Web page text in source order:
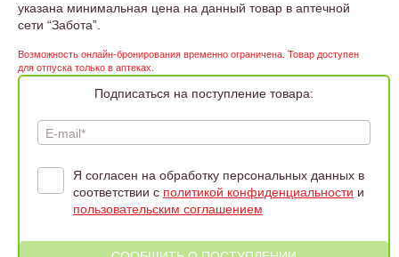
указана минимальная цена на данный товар в аптечной
сети “Забота”.
Возможность онлайн-бронирования временно ограничена. Товар доступен
для отпуска только в аптеках.
Подписаться на поступление товара:
E-mail*
Я согласен на обработку персональных данных в
соответствии с политикой конфиденциальности и
пользовательским соглашением